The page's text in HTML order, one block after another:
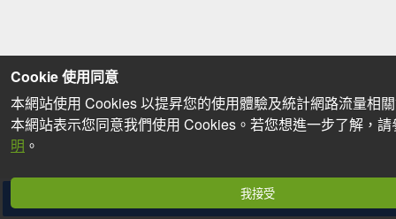
分享
Cookie 使用同意
本網站使用 Cookies 以提昇您的使用體驗及統計網路流量相
本網站表示您同意我們使用 Cookies。若您想進一步了解，
明 。
我接受